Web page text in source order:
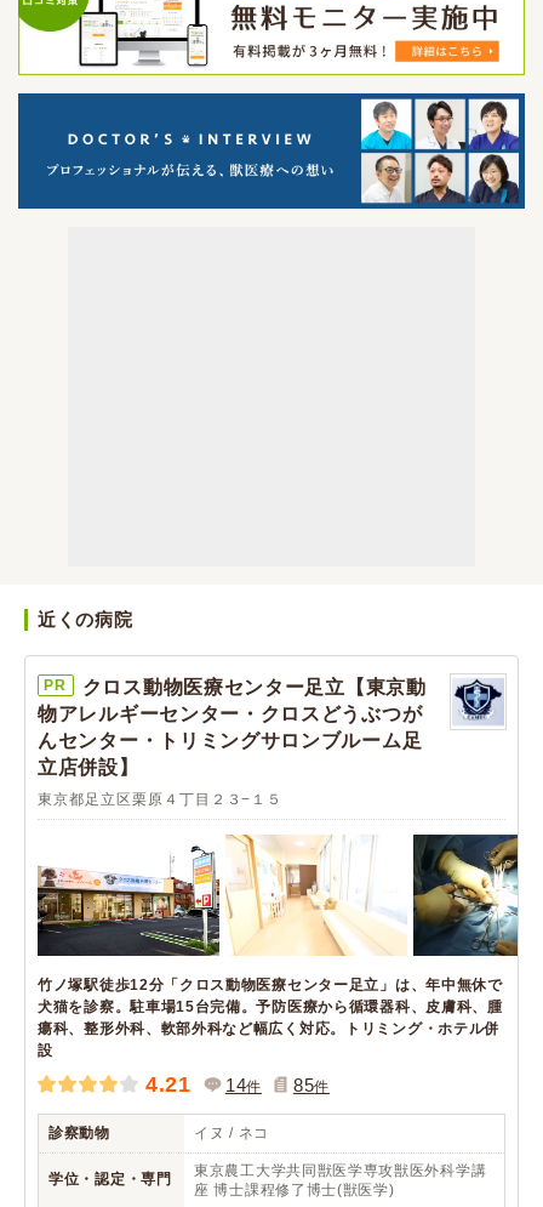
近くの病院
PR
クロス動物医療センター足立【東京動
物アレルギーセンター・クロスどうぶつが
んセンター・トリミングサロンブルーム足
立店併設】
東京都足立区栗原４丁目２３−１５
竹ノ塚駅徒歩12分「クロス動物医療センター足立」は、年中無休で
犬猫を診察。駐車場15台完備。予防医療から循環器科、皮膚科、腫
瘍科、整形外科、軟部外科など幅広く対応。トリミング・ホテル併
設
4.21 14件 85件
診察動物 イヌ / ネコ
学位・認定・専門
東京農工大学共同獣医学専攻獣医外科学講
座 博士課程修了博士(獣医学)